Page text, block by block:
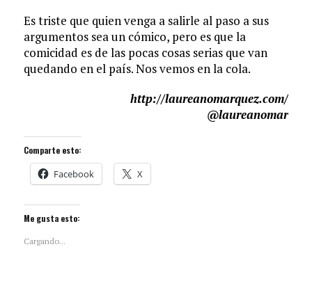
Es triste que quien venga a salirle al paso a sus
argumentos sea un cómico, pero es que la
comicidad es de las pocas cosas serias que van
quedando en el país. Nos vemos en la cola.
http://laureanomarquez.com/
@laureanomar
Comparte esto:
Facebook X
Me gusta esto:
Cargando...